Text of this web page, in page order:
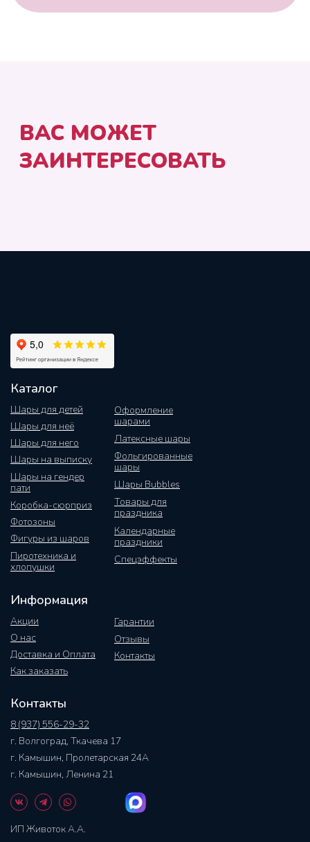
Каталог
Шары для детей
Шары для неё
Шары на выписку
Шары на гендер
пати
Коробка-сюрприз
Фотозоны
Оформление
шарами
Фигуры из шаров
Латексные шары
Фольгированные
шары
Шары Bubbles
Шары для него
Товары для
праздника
Календарные
праздники
Пиротехника и
хлопушки
Спецэффекты
Информация
Акции
О нас
Как заказать
Гарантии
Отзывы
Контакты
Доставка и Оплата
Контакты
8 (937) 556-29-32
г. Волгоград, Ткачева 17
ИП Животок А.А.
г. Камышин, Пролетарская 24А
г. Камышин, Ленина 21